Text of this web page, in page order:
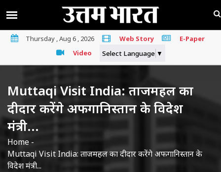
Thursday , Aug 6 , 2026 Web Story
E-Paper
Video
Select Language ▼
Muttaqi Visit India: ताजमहल का
दीदार करेंगे अफगानिस्तान के विदेश
मंत्री...
Home -
Muttaqi Visit India: ताजमहल का दीदार करेंगे अफगानिस्तान के
विदेश मंत्री...